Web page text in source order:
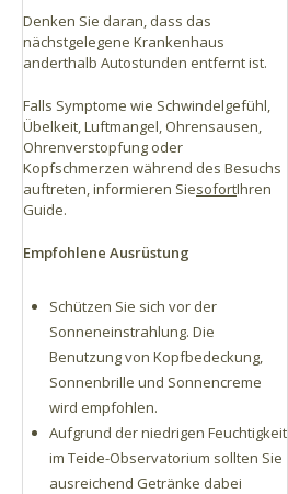
Denken Sie daran, dass das
nächstgelegene Krankenhaus
anderthalb Autostunden entfernt ist.
Falls Symptome wie Schwindelgefühl,
Übelkeit, Luftmangel, Ohrensausen,
Ohrenverstopfung oder
Kopfschmerzen während des Besuchs
auftreten, informieren SiesofortIhren
Guide.
Empfohlene Ausrüstung
Schützen Sie sich vor der
Sonneneinstrahlung. Die
Benutzung von Kopfbedeckung,
Sonnenbrille und Sonnencreme
wird empfohlen.
Aufgrund der niedrigen Feuchtigkeit
im Teide-Observatorium sollten Sie
ausreichend Getränke dabei